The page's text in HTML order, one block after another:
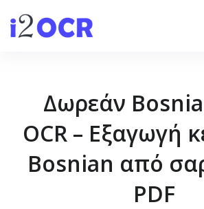
Δωρεάν
OCR – Εξαγωγή
Bosnian από
PDF